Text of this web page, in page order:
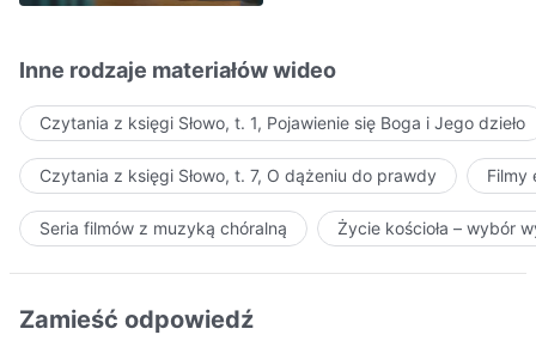
Inne rodzaje materiałów wideo
Czytania z księgi Słowo, t. 1, Pojawienie się Boga i Jego dzieło
Czytania z księgi Słowo, t. 7, O dążeniu do prawdy Filmy
Seria filmów z muzyką chóralną Życie kościoła – wybór
Zamieść odpowiedź